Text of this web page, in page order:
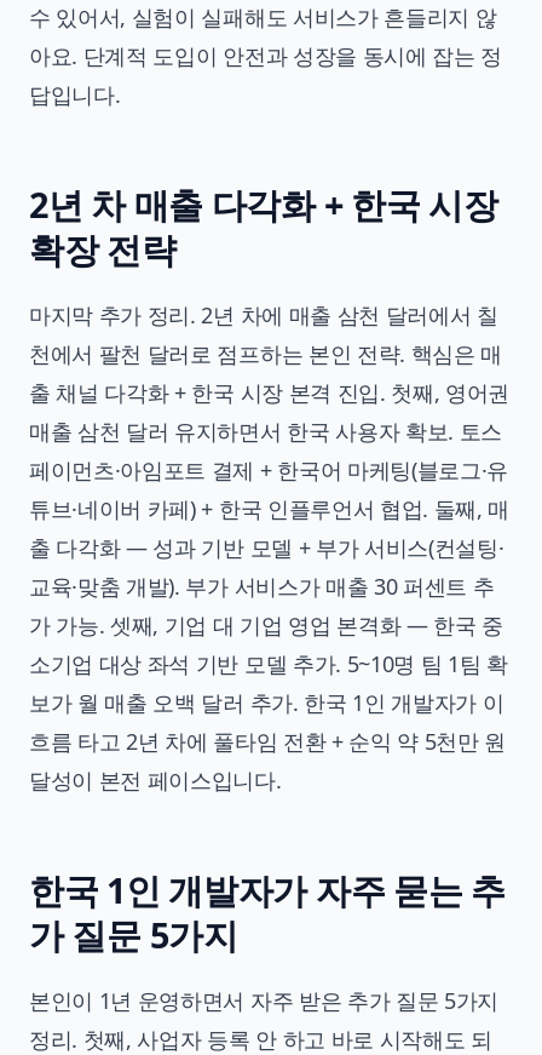
수 있어서, 실험이 실패해도 서비스가 흔들리지 않
아요. 단계적 도입이 안전과 성장을 동시에 잡는 정
답입니다.
2년 차 매출 다각화 + 한국 시장
확장 전략
마지막 추가 정리. 2년 차에 매출 삼천 달러에서 칠
천에서 팔천 달러로 점프하는 본인 전략. 핵심은 매
출 채널 다각화 + 한국 시장 본격 진입. 첫째, 영어권
매출 삼천 달러 유지하면서 한국 사용자 확보. 토스
페이먼츠·아임포트 결제 + 한국어 마케팅(블로그·유
튜브·네이버 카페) + 한국 인플루언서 협업. 둘째, 매
출 다각화 — 성과 기반 모델 + 부가 서비스(컨설팅·
교육·맞춤 개발). 부가 서비스가 매출 30 퍼센트 추
가 가능. 셋째, 기업 대 기업 영업 본격화 — 한국 중
소기업 대상 좌석 기반 모델 추가. 5~10명 팀 1팀 확
보가 월 매출 오백 달러 추가. 한국 1인 개발자가 이
흐름 타고 2년 차에 풀타임 전환 + 순익 약 5천만 원
달성이 본전 페이스입니다.
한국 1인 개발자가 자주 묻는 추
가 질문 5가지
본인이 1년 운영하면서 자주 받은 추가 질문 5가지
정리. 첫째, 사업자 등록 안 하고 바로 시작해도 되